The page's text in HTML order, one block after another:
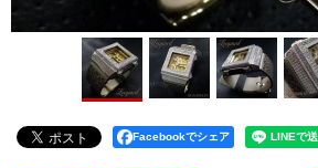
Facebookでシェア